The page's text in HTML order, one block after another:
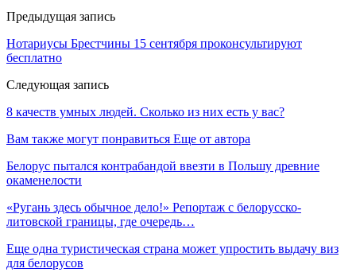
Предыдущая запись
Нотариусы Брестчины 15 сентября проконсультируют
бесплатно
Следующая запись
8 качеств умных людей. Сколько из них есть у вас?
Вам также могут понравиться Еще от автора
Белорус пытался контрабандой ввезти в Польшу древние
окаменелости
«Ругань здесь обычное дело!» Репортаж с белорусско-
литовской границы, где очередь…
Еще одна туристическая страна может упростить выдачу виз
для белорусов